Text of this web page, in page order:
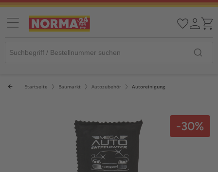
Startseite Baumarkt Autozubehör Autoreinigung
-30%